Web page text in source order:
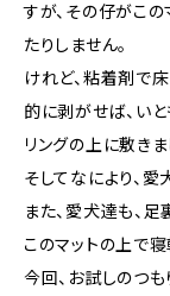
すが、その仔がこの
たりしません。
けれど、粘着剤で
的に剥がせば、い
リングの上に敷きま
そしてなにより、
また、愛犬達も、足
このマットの上で
今回、お試しのつも